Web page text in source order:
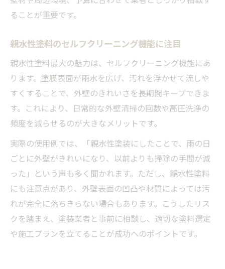
ることが重要です。
親水性塗料のセルフクリーニング機能に注目
親水性塗料最大の魅力は、セルフクリーニング機能にあ
ります。塗膜表面が雨水を広げ、汚れを浮かせて流しや
すくすることで、外壁のきれいさを長期間キープできま
す。これにより、日常的な外壁清掃の回数や高圧洗浄の
頻度を減らせるのが大きなメリットです。
実際の使用例では、「親水性塗装にしたことで、雨の日
ごとに外壁がきれいになり、以前よりも掃除の手間が減
った」という声も多く聞かれます。ただし、親水性塗料
にも注意点があり、外壁表面の凹凸や材質によっては汚
れが完全に落ちきらない場合もあります。こうしたリス
クを踏まえ、塗装業者と事前に相談し、適切な塗料選定
や施工プランを立てることが成功へのポイントです。